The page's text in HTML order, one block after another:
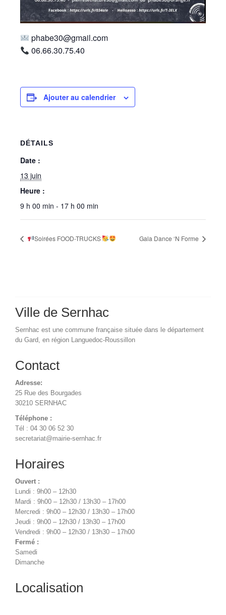
phabe30@gmail.com
06.66.30.75.40
Ajouter au calendrier
DÉTAILS
Date :
13 juin
Heure :
9 h 00 min - 17 h 00 min
Soirées FOOD-TRUCKS Gala Dance ‘N Forme
Ville de Sernhac
Sernhac est une commune française située dans le département
du Gard, en région Languedoc-Roussillon
Contact
Adresse:
25 Rue des Bourgades
30210 SERNHAC
Téléphone :
Tél : 04 30 06 52 30
secretariat@mairie-sernhac.fr
Horaires
Ouvert :
Lundi : 9h00 – 12h30
Mardi : 9h00 – 12h30 / 13h30 – 17h00
Mercredi : 9h00 – 12h30 / 13h30 – 17h00
Jeudi : 9h00 – 12h30 / 13h30 – 17h00
Vendredi : 9h00 – 12h30 / 13h30 – 17h00
Fermé :
Samedi
Dimanche
Localisation